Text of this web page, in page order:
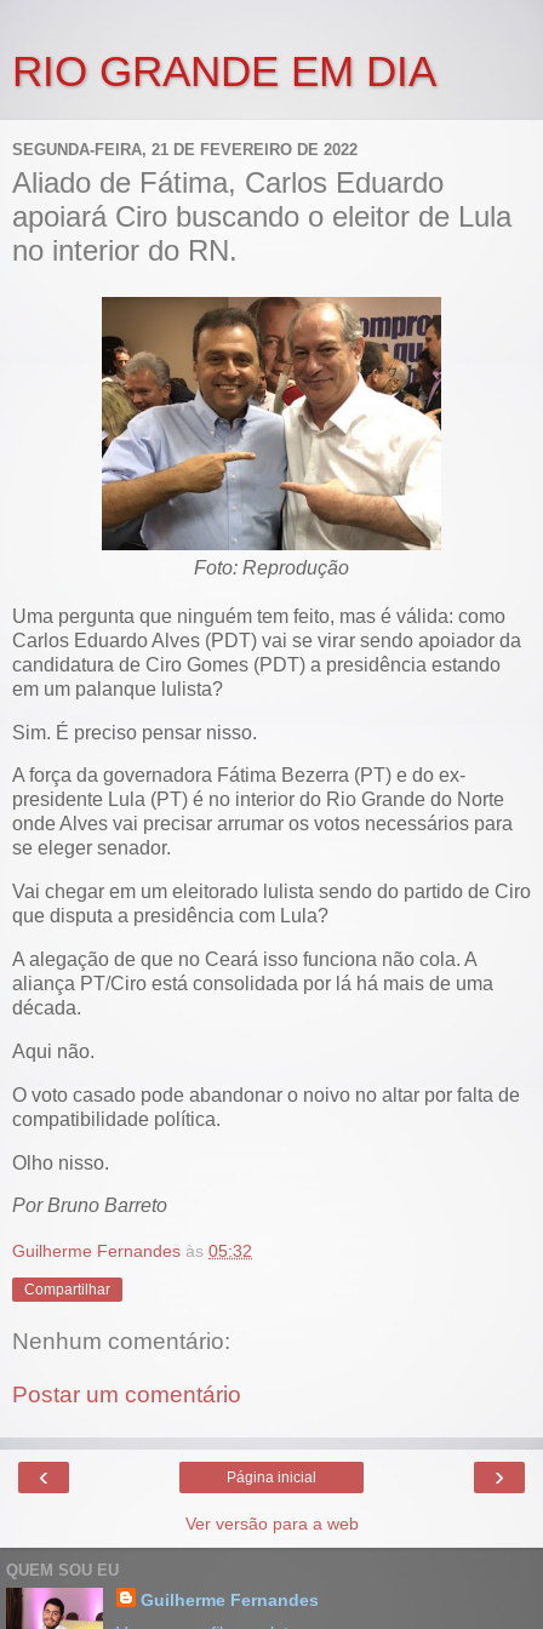
RIO GRANDE EM DIA
SEGUNDA-FEIRA, 21 DE FEVEREIRO DE 2022
Aliado de Fátima, Carlos Eduardo
apoiará Ciro buscando o eleitor de Lula
no interior do RN.
Foto: Reprodução
Uma pergunta que ninguém tem feito, mas é válida: como
Carlos Eduardo Alves (PDT) vai se virar sendo apoiador da
candidatura de Ciro Gomes (PDT) a presidência estando
em um palanque lulista?
Sim. É preciso pensar nisso.
A força da governadora Fátima Bezerra (PT) e do ex-
presidente Lula (PT) é no interior do Rio Grande do Norte
onde Alves vai precisar arrumar os votos necessários para
se eleger senador.
Vai chegar em um eleitorado lulista sendo do partido de Ciro
que disputa a presidência com Lula?
A alegação de que no Ceará isso funciona não cola. A
aliança PT/Ciro está consolidada por lá há mais de uma
década.
Aqui não.
O voto casado pode abandonar o noivo no altar por falta de
compatibilidade política.
Olho nisso.
Por Bruno Barreto
Guilherme Fernandes às 05:32
Compartilhar
Nenhum comentário:
Postar um comentário
‹ ›
Página inicial
Ver versão para a web
QUEM SOU EU
Guilherme Fernandes